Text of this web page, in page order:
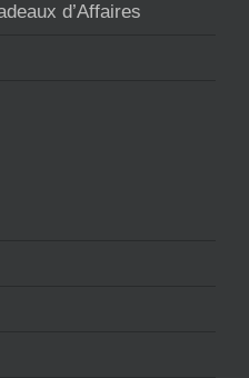
d’Affaires